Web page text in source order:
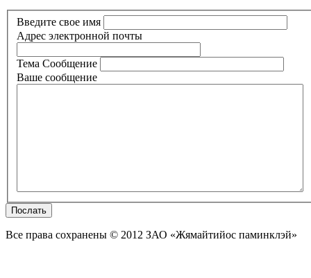
Введите свое имя
Aдрес электронной почты
Тема Сообщение
Ваше сообщение
Послать
Все права сохранены © 2012 ЗАО «Жямайтийос паминклэй»